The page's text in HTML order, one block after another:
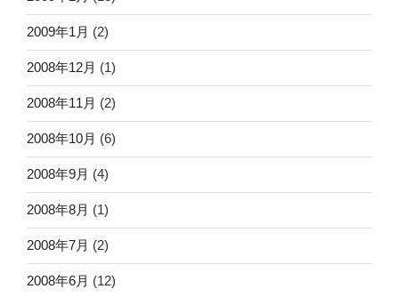
2009年1月 (2)
2008年12月 (1)
2008年11月 (2)
2008年10月 (6)
2008年9月 (4)
2008年8月 (1)
2008年7月 (2)
2008年6月 (12)